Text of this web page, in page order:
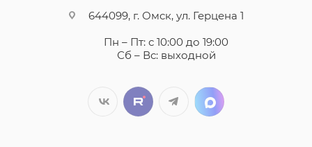
644099, г. Омск, ул. Герцена 1
Пн – Пт: с 10:00 до 19:00
Сб – Вс: выходной